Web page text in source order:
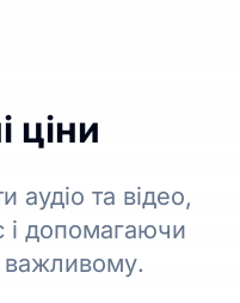
ціни
аудіо та відео,
допомагаючи
важливому.